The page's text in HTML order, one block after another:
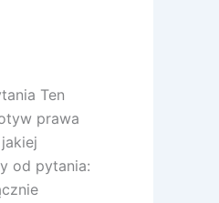
Ten
prawa
od pytania: